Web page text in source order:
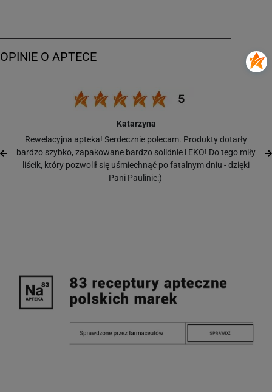
Katarzyna
Rewelacyjna apteka! Serdecznie polecam. Produkty dotarły
bardzo szybko, zapakowane bardzo solidnie i EKO! Do tego miły
liścik, który pozwolił się uśmiechnąć po fatalnym dniu - dzięki
Pani Paulinie:)